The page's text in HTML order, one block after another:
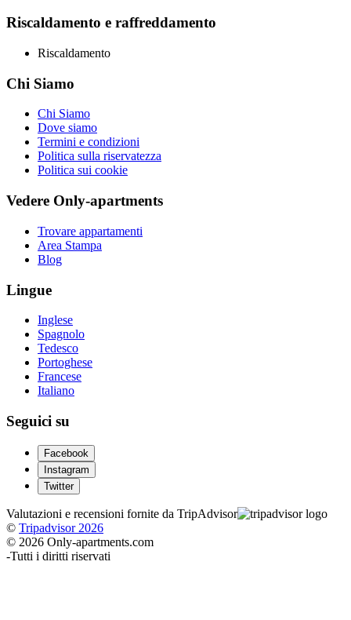
Riscaldamento e raffreddamento
Riscaldamento
Chi Siamo
Chi Siamo
Dove siamo
Termini e condizioni
Politica sulla riservatezza
Politica sui cookie
Vedere Only-apartments
Trovare appartamenti
Area Stampa
Blog
Lingue
Inglese
Spagnolo
Tedesco
Portoghese
Francese
Italiano
Seguici su
Facebook
Instagram
Twitter
Valutazioni e recensioni fornite da TripAdvisor
© Tripadvisor 2026
© 2026 Only-apartments.com
-Tutti i diritti riservati